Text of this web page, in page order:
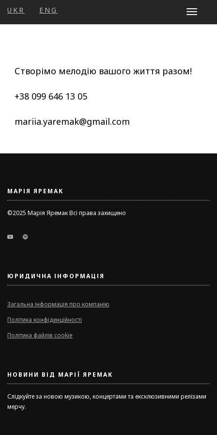
UKR ENG
Toggle
Створімо мелодію вашого життя разом!
+38 099 646 13 05
mariia.yaremak@gmail.com
МАРІЯ ЯРЕМАК
©2025 Марія Яремак Всі права захищено
ЮРИДИЧНА ІНФОРМАЦІЯ
Загальна інформація про компанію
Політика конфіденційності
Політика файлів cookie
НОВИНИ ВІД МАРІЇ ЯРЕМАК
Слідкуйте за новою музикою, концертами та ексклюзивними релізами
мерчу.